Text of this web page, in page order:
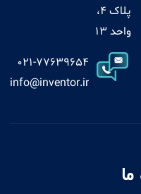
پلاک 4،
واحد 13
021-77639654
info@inventor.ir
ما